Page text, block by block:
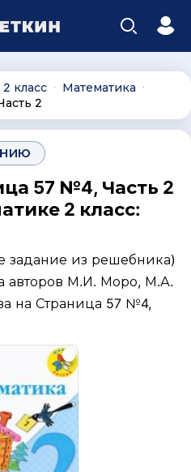
2 класс ∙ Математика ∙
2
57 №4, Часть 2
2 класс:
задание из решебника)
авторов М.И. Моро, М.А.
на Страница 57 №4,